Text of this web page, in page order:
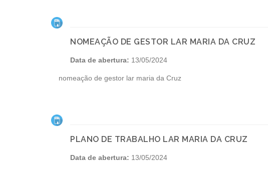
NOMEAÇÃO DE GESTOR LAR MARIA DA CRUZ
Data de abertura: 13/05/2024
nomeação de gestor lar maria da Cruz
PLANO DE TRABALHO LAR MARIA DA CRUZ
Data de abertura: 13/05/2024